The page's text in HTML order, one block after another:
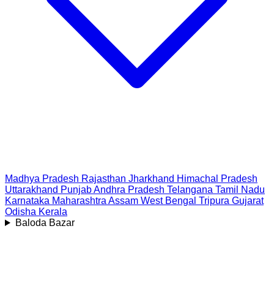
Madhya Pradesh Rajasthan Jharkhand Himachal Pradesh
Uttarakhand PunjabAndhra Pradesh Telangana Tamil Nadu
Karnataka Maharashtra Assam West Bengal Tripura Gujarat
Odisha Kerala
Baloda Bazar